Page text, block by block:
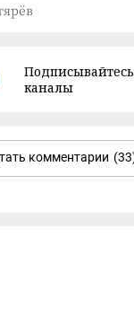
каналы
комментарии